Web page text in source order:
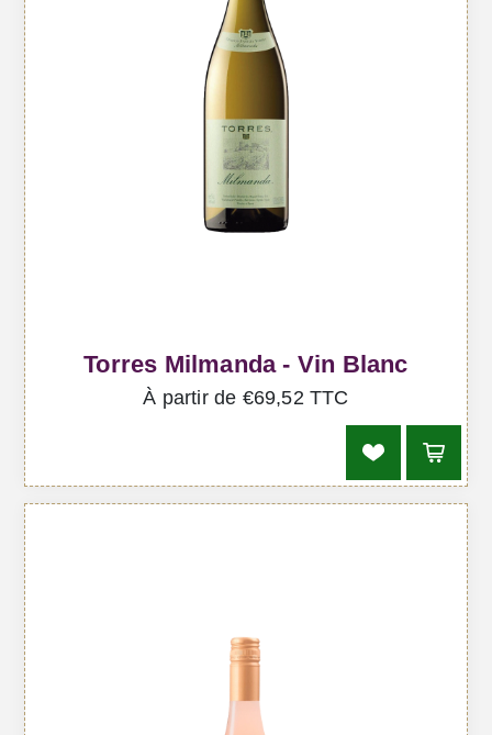
Torres Milmanda - Vin Blanc
À partir de €69,52 TTC